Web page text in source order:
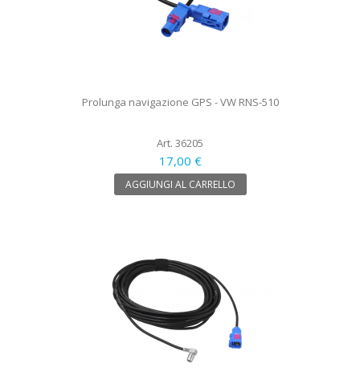
Prolunga navigazione GPS - VW RNS-510
Art. 36205
17,00 €
AGGIUNGI AL CARRELLO